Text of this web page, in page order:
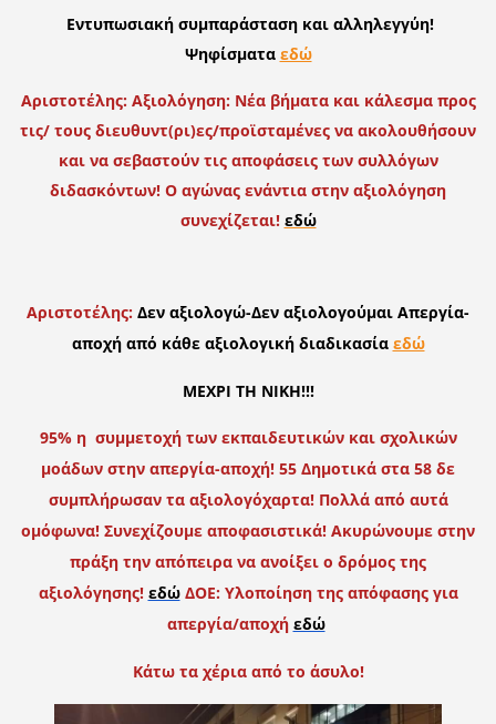
Εντυπωσιακή συμπαράσταση και αλληλεγγύη!
Ψηφίσματα εδώ
Αριστοτέλης: Αξιολόγηση: Νέα βήματα και κάλεσμα προς
τις/ τους διευθυντ(ρι)ες/προϊσταμένες να ακολουθήσουν
και να σεβαστούν τις αποφάσεις των συλλόγων
διδασκόντων! Ο αγώνας ενάντια στην αξιολόγηση
συνεχίζεται! εδώ
Αριστοτέλης: Δεν αξιολογώ-Δεν αξιολογούμαι Απεργία-
αποχή από κάθε αξιολογική διαδικασία εδώ
ΜΕΧΡΙ ΤΗ ΝΙΚΗ!!!
95% η συμμετοχή των εκπαιδευτικών και σχολικών
μοάδων στην απεργία-αποχή! 55 Δημοτικά στα 58 δε
συμπλήρωσαν τα αξιολογόχαρτα! Πολλά από αυτά
ομόφωνα! Συνεχίζουμε αποφασιστικά! Ακυρώνουμε στην
πράξη την απόπειρα να ανοίξει ο δρόμος της
αξιολόγησης! εδώ ΔΟΕ: Υλοποίηση της απόφασης για
απεργία/αποχή εδώ
Κάτω τα χέρια από το άσυλο!